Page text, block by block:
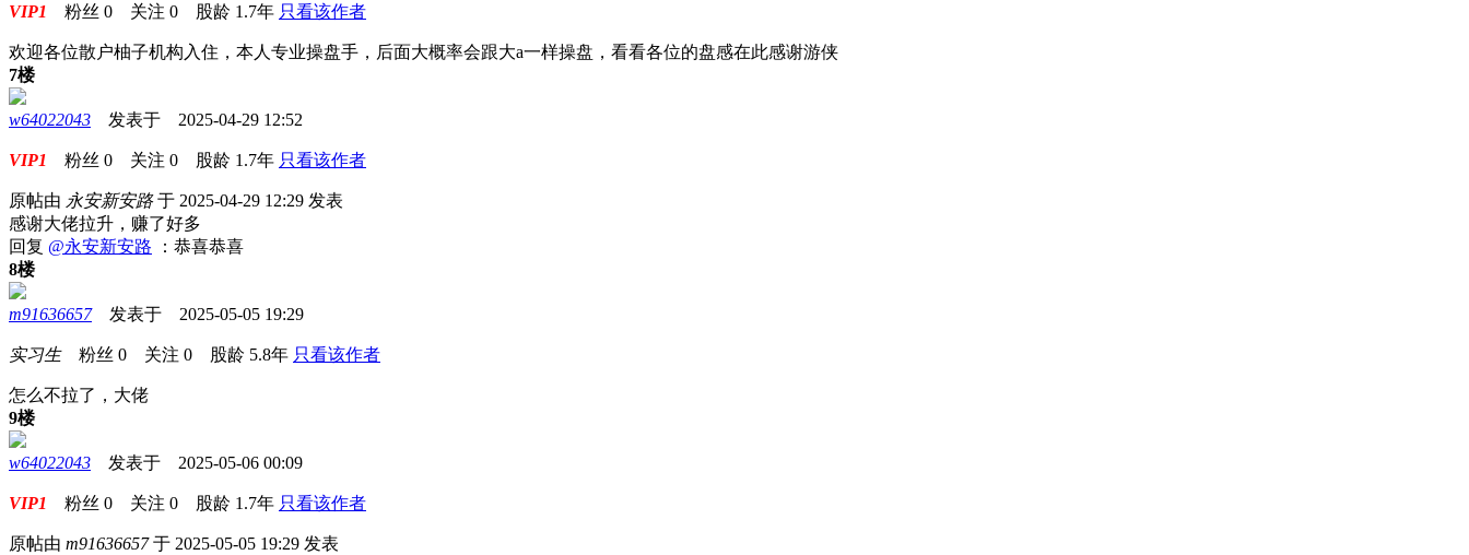
VIP1 粉丝 0 关注 0 股龄 1.7年 只看该作者
欢迎各位散户柚子机构入住，本人专业操盘手，后面大概率会跟大a一样操盘，看看各位的盘感在此感谢游侠
7楼
w64022043 发表于 2025-04-29 12:52
VIP1 粉丝 0 关注 0 股龄 1.7年 只看该作者
原帖由 永安新安路于 2025-04-29 12:29 发表
感谢大佬拉升，赚了好多
回复 @永安新安路 ：恭喜恭喜
8楼
m91636657发表于 2025-05-05 19:29
实习生粉丝 0 关注 0 股龄 5.8年 只看该作者
怎么不拉了，大佬
9楼
w64022043 发表于 2025-05-06 00:09
VIP1 粉丝 0 关注 0 股龄 1.7年 只看该作者
原帖由 m91636657于 2025-05-05 19:29 发表